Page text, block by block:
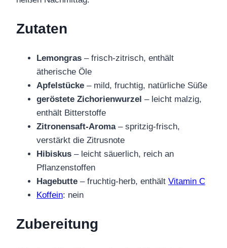
Zutaten
Lemongras – frisch-zitrisch, enthält
ätherische Öle
Apfelstücke – mild, fruchtig, natürliche Süße
geröstete Zichorienwurzel – leicht malzig,
enthält Bitterstoffe
Zitronensaft-Aroma– spritzig-frisch,
verstärkt die Zitrusnote
Hibiskus – leicht säuerlich, reich an
Pflanzenstoffen
Hagebutte – fruchtig-herb, enthält Vitamin C
Koffein: nein
Zubereitung